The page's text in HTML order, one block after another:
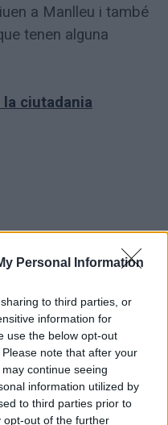
Personal Information
to third parties, or
information for
use the below opt-out
note that after your
continue seeing
information utilized by
to third parties prior to
opt-out of the further
a Manlleu i també
tenen alguna
la ciutadania